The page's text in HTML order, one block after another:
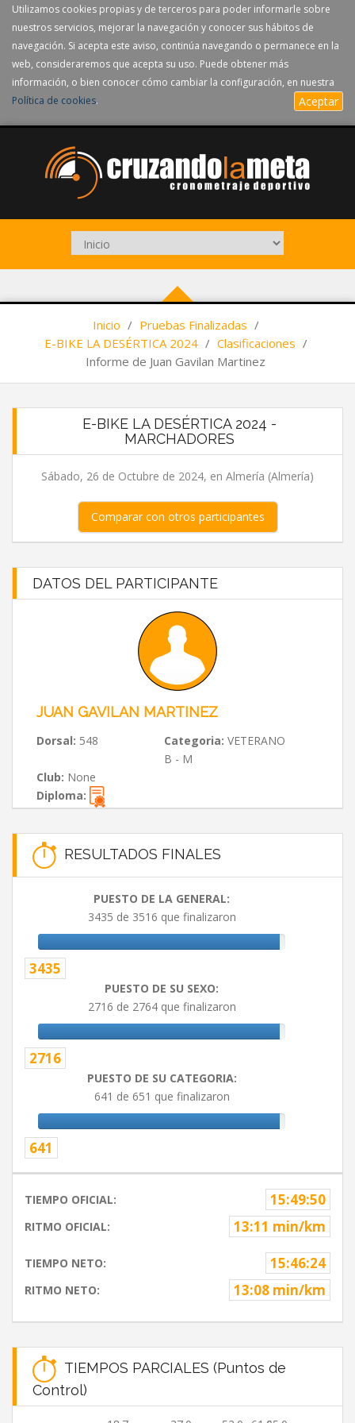
Utilizamos cookies propias y de terceros para poder informarle sobre
nuestros servicios, mejorar la navegación y conocer sus hábitos de
navegación. Si acepta este aviso, continúa navegando o permanece en la
web, consideraremos que acepta su uso. Puede obtener más
información, o bien conocer cómo cambiar la configuración, en nuestra
Política de cookies. Aceptar
Inicio / Pruebas Finalizadas /
E-BIKE LA DESÉRTICA 2024 / Clasificaciones /
Informe de Juan Gavilan Martinez
E-BIKE LA DESÉRTICA 2024 -
MARCHADORES
Sábado, 26 de Octubre de 2024, en Almería (Almería)
Comparar con otros participantes
DATOS DEL PARTICIPANTE
JUAN GAVILAN MARTINEZ
Dorsal: 548 Categoria: VETERANO
B - M
Club: None
Diploma:
RESULTADOS FINALES
PUESTO DE LA GENERAL:
3435 de 3516 que finalizaron
3435
PUESTO DE SU SEXO:
2716 de 2764 que finalizaron
2716
PUESTO DE SU CATEGORIA:
641 de 651 que finalizaron
641
TIEMPO OFICIAL: 15:49:50
RITMO OFICIAL: 13:11 min/km
TIEMPO NETO: 15:46:24
RITMO NETO: 13:08 min/km
TIEMPOS PARCIALES (Puntos de
Control)